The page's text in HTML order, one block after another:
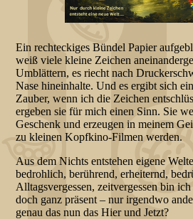
Ein rechteckiges Bündel Papier
weiß viele kleine Zeichen
Umblättern, es riecht nach
Nase hineinhalte. Und es ergibt sich
Zauber, wenn ich die Zeichen
ergeben sie für mich einen Sinn. Sie
Geschenk und erzeugen in meinem
zu kleinen Kopfkino-Filmen werden.
Aus dem Nichts entstehen eigene
bedrohlich, berührend, erheiternd,
Alltagsvergessen, zeitvergessen bin
doch ganz präsent – nur irgendwo
genau das nun das Hier und Jetzt?